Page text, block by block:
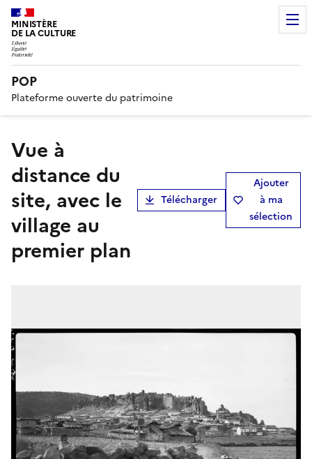
MINISTÈRE
DE LA CULTURE
POP
Plateforme ouverte du patrimoine
Vue à
distance du
site, avec le
village au
premier plan
Télécharger
Ajouter
à ma
sélection